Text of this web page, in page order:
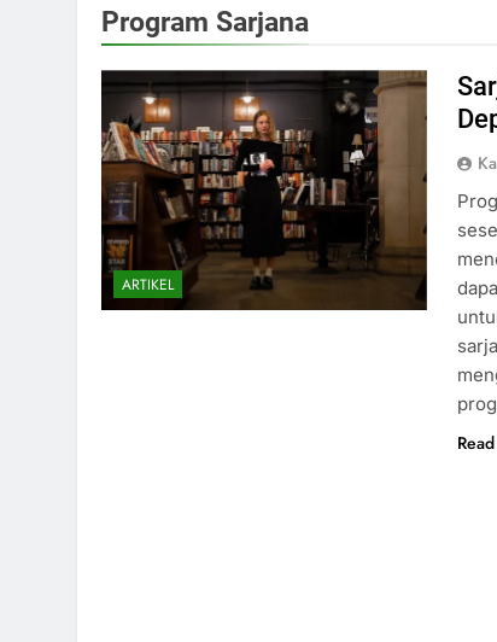
Program Sarjana
ARTIKEL